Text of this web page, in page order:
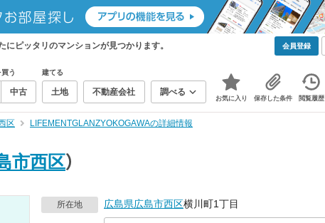
ピッタリのマンションが見つかります。 会員登録
う
中古
建てる
土地 不動産会社 調べる
お気に入り 保存した条件 閲覧履歴
区 LIFEMENTGLANZYOKOGAWAの詳細情報
市西区）
所在地 広島県広島市西区横川町1丁目